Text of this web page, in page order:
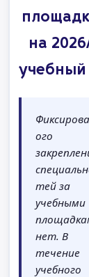
на
учебный
ого
тей за
учебными
нет. В
течение
учебного